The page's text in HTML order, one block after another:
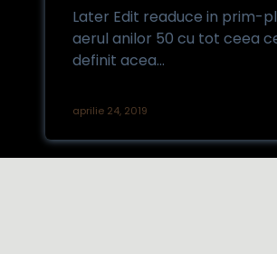
Later Edit readuce in prim-
aerul anilor 50 cu tot ceea
definit acea...
aprilie 24, 2019